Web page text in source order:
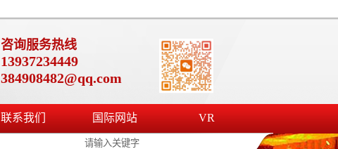
咨询服务热线
13937234449
384908482@qq.com
联系我们 国际网站 VR